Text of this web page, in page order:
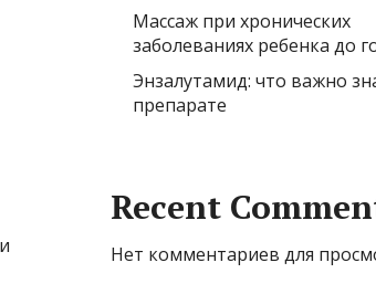
Массаж при хронических
заболеваниях ребенка до
Энзалутамид: что важно
препарате
Recent
Нет комментариев для